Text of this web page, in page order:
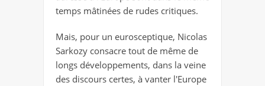
temps mâtinées de rudes critiques.
Mais, pour un eurosceptique, Nicolas
Sarkozy consacre tout de même de
longs développements, dans la veine
des discours certes, à vanter l'Europe